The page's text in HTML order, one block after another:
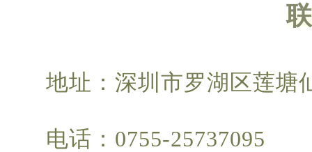
地址：深圳市罗湖区莲塘
电话：0755-25737095